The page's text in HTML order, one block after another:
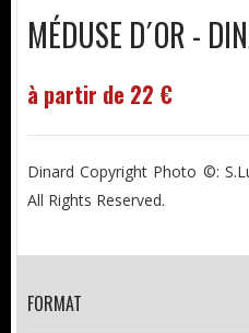
MÉDUSE D´OR -
à partir de 22 €
Dinard Copyright Photo ©:
All Rights Reserved.
FORMAT